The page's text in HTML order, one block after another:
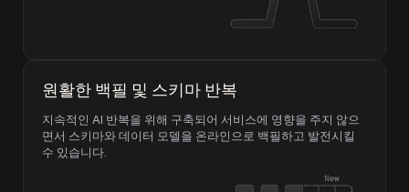
원활한 백필 및 스키마 반복
지속적인 AI 반복을 위해 구축되어 서비스에 영향을 주지 않으
면서 스키마와 데이터 모델을 온라인으로 백필하고 발전시킬
수 있습니다.